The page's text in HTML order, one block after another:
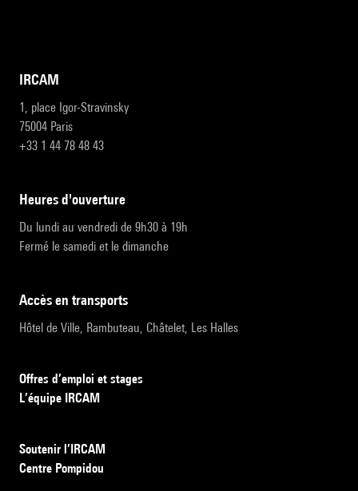
IRCAM
1, place Igor-Stravinsky
75004 Paris
+33 1 44 78 48 43
heures d'ouverture
Du lundi au vendredi de 9h30 à 19h
Fermé le samedi et le dimanche
accès en transports
Hôtel de Ville, Rambuteau, Châtelet, Les Halles
Offres d’emploi et stages
L’équipe IRCAM
Soutenir l’IRCAM
Centre Pompidou